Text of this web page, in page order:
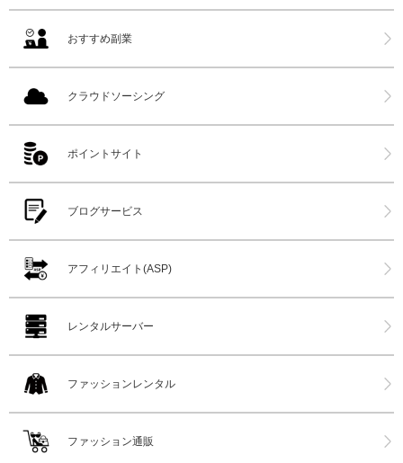
おすすめ副業
クラウドソーシング
ポイントサイト
ブログサービス
アフィリエイト(ASP)
レンタルサーバー
ファッションレンタル
ファッション通販